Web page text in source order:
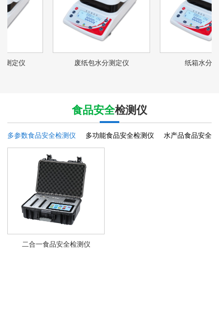
废纸包水分测定仪 纸箱水分测定仪
食品安全检测仪
多参数食品安全检测仪 多功能食品安全检测仪 水产品食品安全
二合一食品安全检测仪